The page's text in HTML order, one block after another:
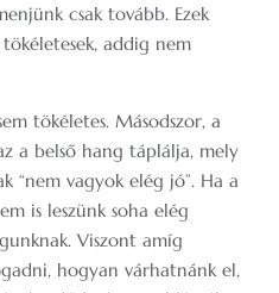
csak tovább. Ezek
addig nem
tökéletes. Másodszor, a
a belső hang táplálja, mely
“nem vagyok elég jó”. Ha a
is leszünk soha elég
Viszont amíg
hogyan várhatnánk el,